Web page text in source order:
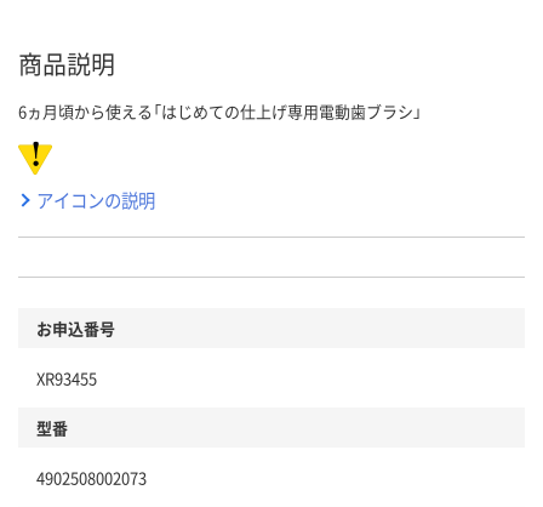
商品説明
6ヵ月頃から使える「はじめての仕上げ専用電動歯ブラシ」
アイコンの説明
お申込番号
XR93455
型番
4902508002073